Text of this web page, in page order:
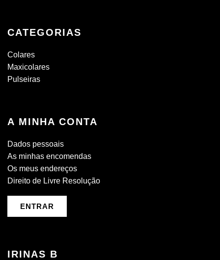
CATEGORIAS
Colares
Maxicolares
Pulseiras
A MINHA CONTA
Dados pessoais
As minhas encomendas
Os meus endereços
Direito de Livre Resolução
ENTRAR
IRINAS B